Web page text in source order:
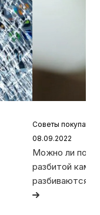
Советы
08.09.2022
Можно ли
разбитой
разбиваются